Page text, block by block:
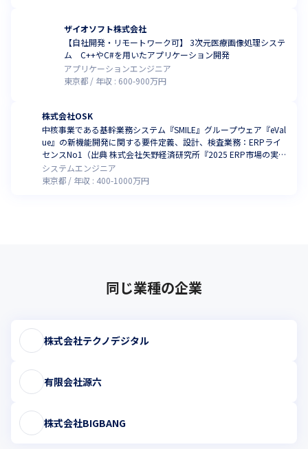
ザイオソフト株式会社
【自社開発・リモートワーク可】 3次元医療画像処理システ
ム C++やC#を用いたアプリケーション開発
アプリケーションエンジニア
東京都
年収 : 600-900万円
株式会社OSK
中核事業である基幹業務システム『SMILE』グループウェア『eVal
ue』の新機能開発に関する要件定義、設計、検査業務：ERPライ
センスNo1（出典 株式会社矢野経済研究所『2025 ERP市場の実態
と展望』（2025年8月発刊））
システムエンジニア
東京都
年収 : 400-1000万円
同じ業種の企業
株式会社テクノデジタル
有限会社源六
株式会社BIGBANG